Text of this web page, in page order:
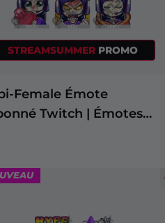
STREAMSUMMER PROMO
Female Émote
Twitch | Émotes